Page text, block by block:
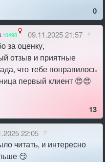
0
10498 09.11.2025 21:57 #
за оценку,
отзыв и приятные
что тебе понравилось
первый клиент 😍😍
13
22:05 #
читать, и интересно
😏